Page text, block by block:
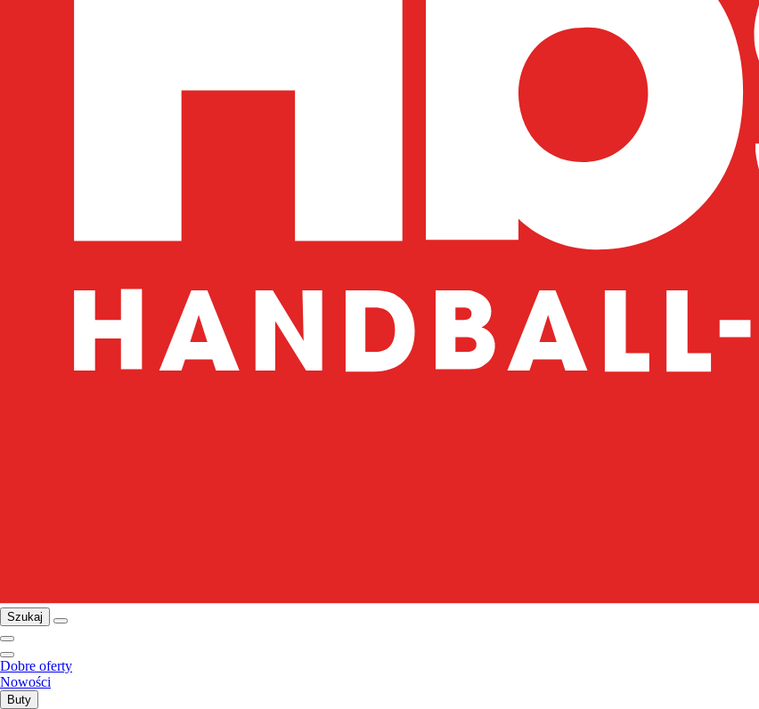
Szukaj
Dobre oferty
Nowości
Buty